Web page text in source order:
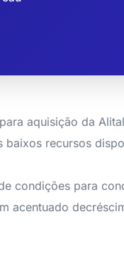
aquisição da
recursos
condições para